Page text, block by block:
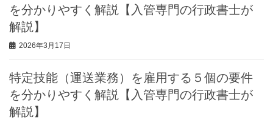
を分かりやすく解説【入管専門の行政書士が
解説】
2026年3月17日
特定技能（運送業務）を雇用する５個の要件
を分かりやすく解説【入管専門の行政書士が
解説】